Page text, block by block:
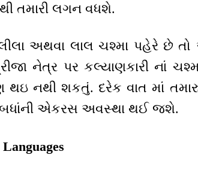
તમારી લગન વધશે.
અથવા લાલ ચશ્મા પહેરે છે
નેત્ર પર કલ્યાણકારી નાં
થઇ નથી શકતું. દરેક વાત માં
બધાંની એકરસ અવસ્થા થઈ જશે.